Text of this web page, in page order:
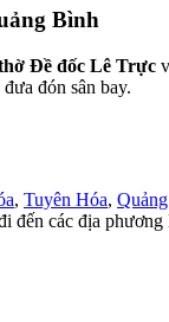
Bình
Đề đốc Lê Trực
đón sân bay.
, Tuyên Hóa,
đến các địa phương